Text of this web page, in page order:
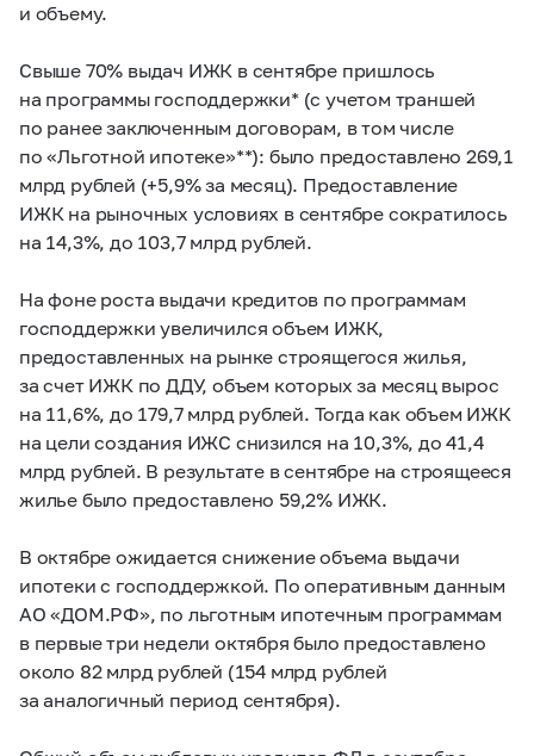
и объему.
Свыше 70% выдач ИЖК в сентябре пришлось
на программы господдержки* (с учетом траншей
по ранее заключенным договорам, в том числе
по «Льготной ипотеке»**): было предоставлено 269,1
млрд рублей (+5,9% за месяц). Предоставление
ИЖК на рыночных условиях в сентябре сократилось
на 14,3%, до 103,7 млрд рублей.
На фоне роста выдачи кредитов по программам
господдержки увеличился объем ИЖК,
предоставленных на рынке строящегося жилья,
за счет ИЖК по ДДУ, объем которых за месяц вырос
на 11,6%, до 179,7 млрд рублей. Тогда как объем ИЖК
на цели создания ИЖС снизился на 10,3%, до 41,4
млрд рублей. В результате в сентябре на строящееся
жилье было предоставлено 59,2% ИЖК.
В октябре ожидается снижение объема выдачи
ипотеки с господдержкой. По оперативным данным
АО «ДОМ.РФ», по льготным ипотечным программам
в первые три недели октября было предоставлено
около 82 млрд рублей (154 млрд рублей
за аналогичный период сентября).